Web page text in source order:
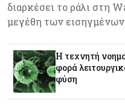
Ενέργεια
Η χώρα με τα
στέγες
διαρκέσει το ράλι στη
μεγέθη των
Η τεχνητή
φορά
φύση